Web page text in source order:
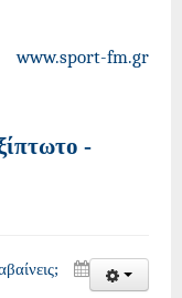
www.sport-fm.gr
-